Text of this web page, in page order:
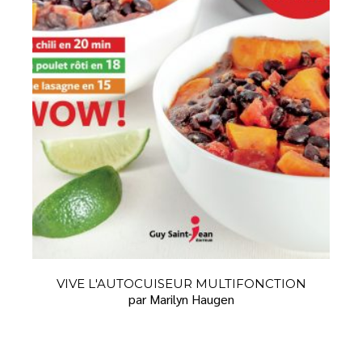
VIVE L'AUTOCUISEUR MULTIFONCTION
par Marilyn Haugen